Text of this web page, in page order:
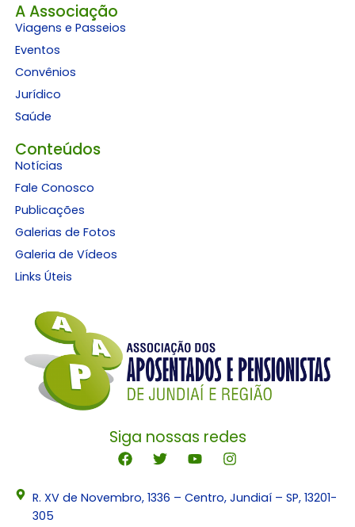
A Associação
Viagens e Passeios
Eventos
Convênios
Jurídico
Saúde
Conteúdos
Notícias
Fale Conosco
Publicações
Galerias de Fotos
Galeria de Vídeos
Links Úteis
Siga nossas redes
R. XV de Novembro, 1336 – Centro, Jundiaí – SP, 13201-
305